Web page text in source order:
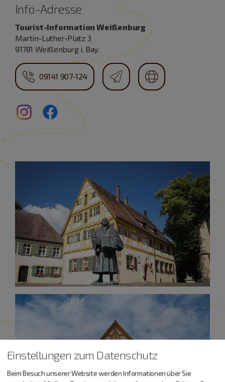
Info-Adresse
Tourist-Information Weißenburg
Martin-Luther-Platz 3
91781 Weißenburg i. Bay.
09141 907-124
Einstellungen zum Datenschutz
Beim Besuch unserer Website werden Informationen über Sie